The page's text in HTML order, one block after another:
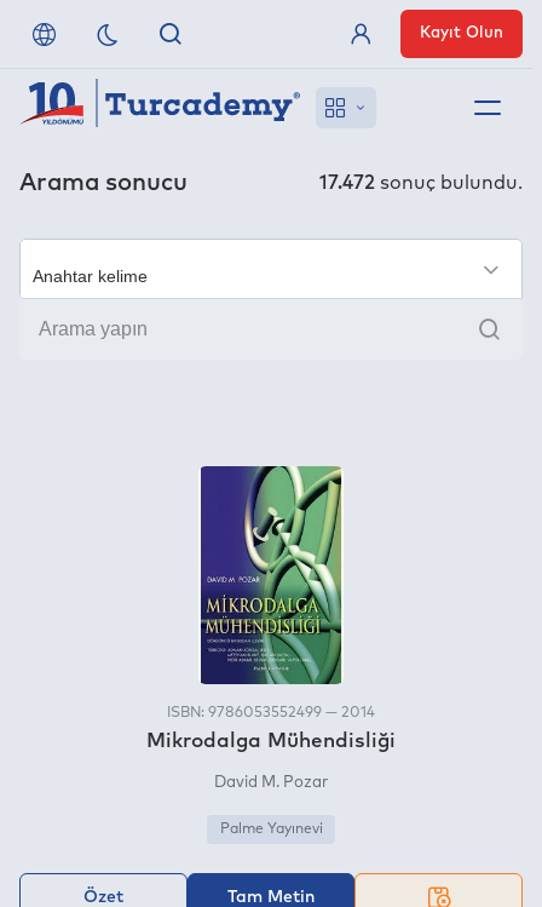
Referanslarımız
Üye Girişi
Kayıt Olun
Arama sonucu 17.472 sonuç bulundu.
Ara
ISBN: 9786053552499 — 2014
Mikrodalga Mühendisliği
David M. Pozar
Palme Yayınevi
Özet Tam Metin